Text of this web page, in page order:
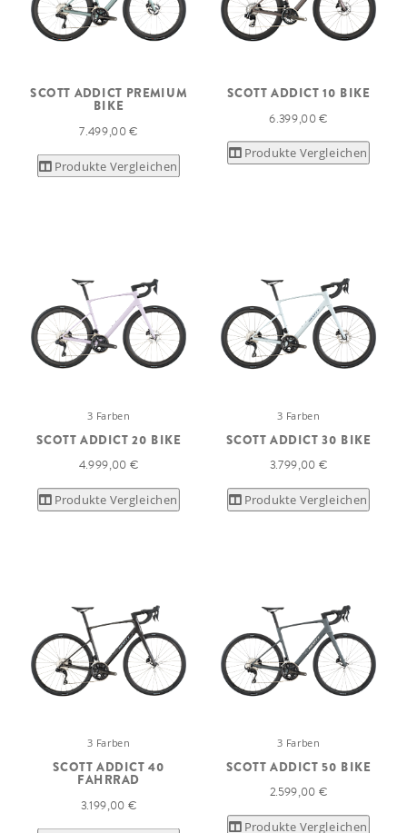
SCOTT ADDICT PREMIUM
BIKE
7.499,00 €
Produkte Vergleichen
SCOTT ADDICT 10 BIKE
6.399,00 €
Produkte Vergleichen
3 Farben
SCOTT ADDICT 20 BIKE
4.999,00 €
Produkte Vergleichen
3 Farben
SCOTT ADDICT 30 BIKE
3.799,00 €
Produkte Vergleichen
3 Farben
SCOTT ADDICT 40
FAHRRAD
3.199,00 €
3 Farben
SCOTT ADDICT 50 BIKE
2.599,00 €
Produkte Vergleichen